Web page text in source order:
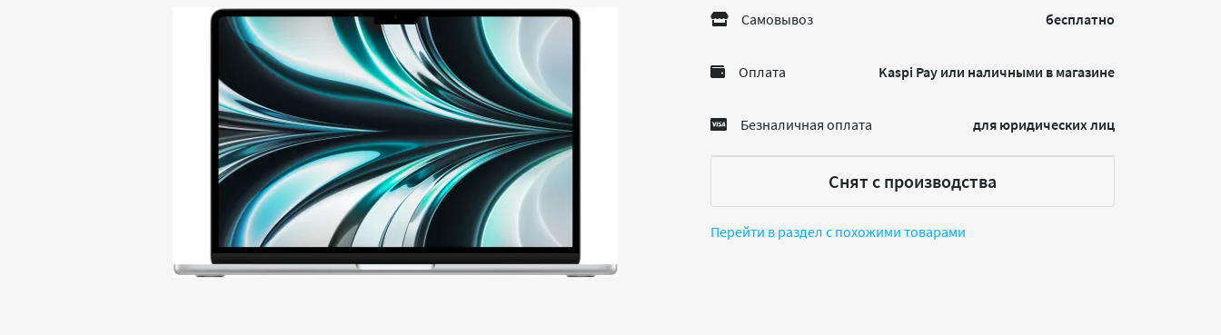
Самовывоз бесплатно
Оплата Kaspi Pay или наличными в магазине
Безналичная оплата для юридических лиц
Снят с производства
Перейти в раздел с похожими товарами